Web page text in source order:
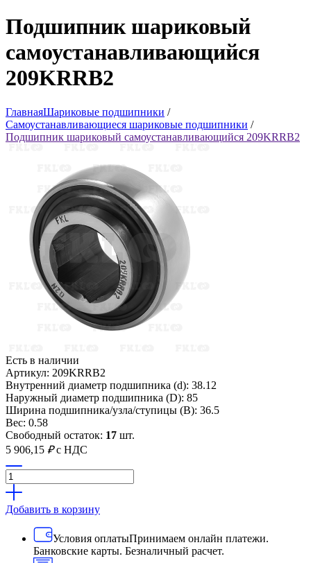
Подшипник шариковый
самоустанавливающийся
209KRRB2
ГлавнаяШариковые подшипники /
Самоустанавливающиеся шариковые подшипники /
Подшипник шариковый самоустанавливающийся 209KRRB2
Есть в наличии
Артикул: 209KRRB2
Внутренний диаметр подшипника (d): 38.12
Наружный диаметр подшипника (D): 85
Ширина подшипника/узла/ступицы (B): 36.5
Вес: 0.58
Свободный остаток: 17 шт.
5 906,15 ₽ с НДС
Добавить в корзину
Условия оплатыПринимаем онлайн платежи.
Банковские карты. Безналичный расчет.